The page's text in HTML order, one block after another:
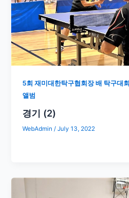
5회 재미대한탁구협회장 배 탁구대회
앨범
경기 (2)
WebAdmin /July 13, 2022